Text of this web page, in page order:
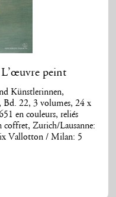
peint
Künstlerinnen,
Bd. 22, 3 volumes, 24 x
en couleurs, reliés
coffret, Zurich/Lausanne:
Vallotton / Milan: 5